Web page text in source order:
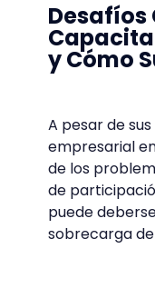
Desafíos
y Cómo
A pesar de
empresarial
de los
de
puede
sobrecarga